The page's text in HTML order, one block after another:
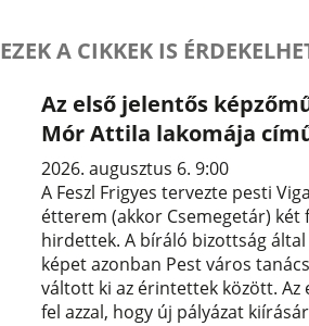
EZEK A CIKKEK IS
Az első jelentős
Mór Attila lakomája
2026. augusztus 6. 9:00
A Feszl Frigyes tervezte pesti
étterem (akkor Csemegetár)
hirdettek. A bíráló bizottság
képet azonban Pest város
váltott ki az érintettek között.
fel azzal, hogy új pályázat